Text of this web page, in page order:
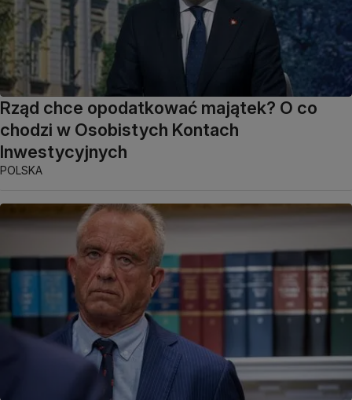
Rząd chce opodatkować majątek? O co
chodzi w Osobistych Kontach
Inwestycyjnych
POLSKA